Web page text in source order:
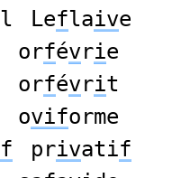
l Leflaive
orfévrie
orfévrit
oviforme
f privatif